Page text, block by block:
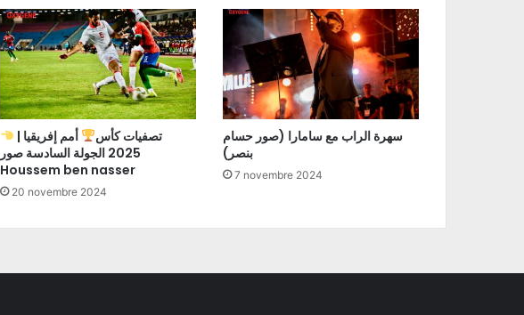
| تصفيات كأس
أمم إفريقيا
2025 الجولة السادسة صور
Houssem ben nasser
20 novembre 2024
سهرة الراب مع سامارا (صور حسام
بنصر)
7 novembre 2024